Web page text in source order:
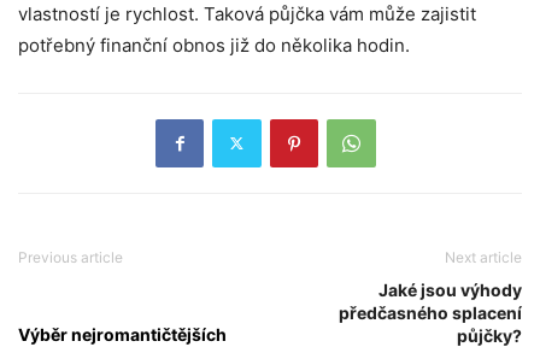
vlastností je rychlost. Taková půjčka vám může zajistit
potřebný finanční obnos již do několika hodin.
Previous article
Výběr nejromantičtějších
Next article
Jaké jsou výhody
předčasného splacení
půjčky?